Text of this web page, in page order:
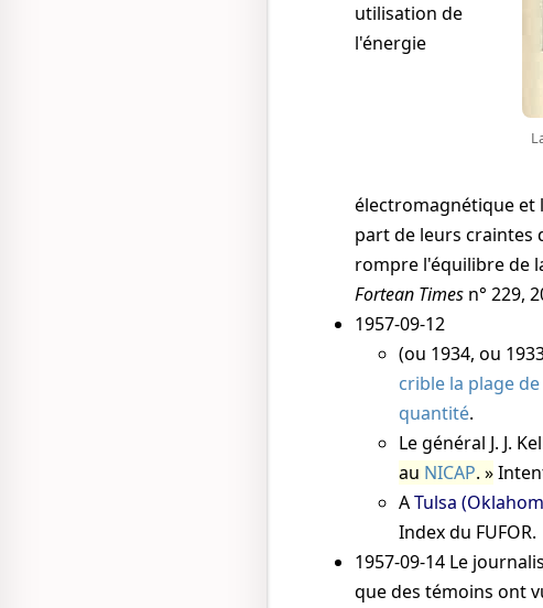
utilisation de
l'énergie
électromagnétique et
part de leurs craintes
rompre l'équilibre de
Fortean Times n° 229,
1957-09-12
(ou 1934, ou
crible la plage
quantité.
Le général J. J.
au NICAP.
ATulsa
Index du FUFOR.
1957-09-14 Le
que des témoins ont